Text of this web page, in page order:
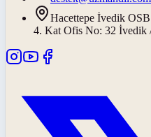
Hacettepe İvedik
4. Kat Ofis No: 32